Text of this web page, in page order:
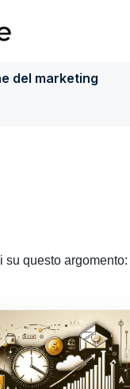
del marketing
su questo argomento: